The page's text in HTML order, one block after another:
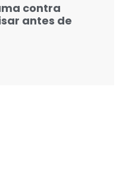
contra
antes de